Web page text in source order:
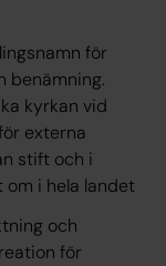
för
benämning.
kyrkan vid
externa
stift och i
i hela landet
och
för